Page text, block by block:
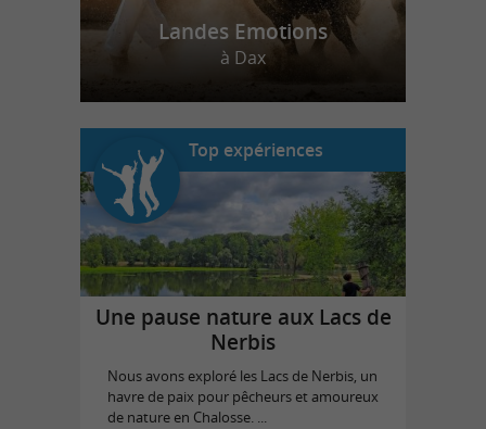
Landes Emotions
à Dax
Top expériences
Une pause nature aux Lacs de
Nerbis
Nous avons exploré les Lacs de Nerbis, un
havre de paix pour pêcheurs et amoureux
de nature en Chalosse. ...